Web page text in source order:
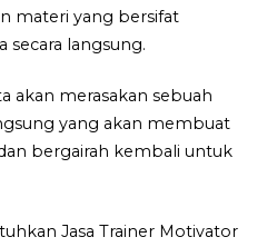
materi yang bersifat
secara langsung.
akan merasakan sebuah
yang akan membuat
bergairah kembali untuk
Jasa Trainer Motivator